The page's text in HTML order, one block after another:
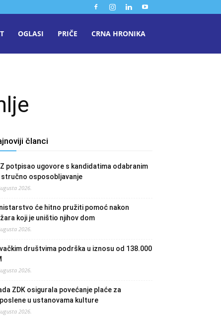
OGLASI PRIČE CRNA HRONIKA
članci
potpisao ugovore s kandidatima odabranim
stručno osposobljavanje
2026.
će hitno pružiti pomoć nakon
koji je uništio njihov dom
2026.
društvima podrška u iznosu od 138.000
2026.
ZDK osigurala povećanje plaće za
u ustanovama kulture
2026.